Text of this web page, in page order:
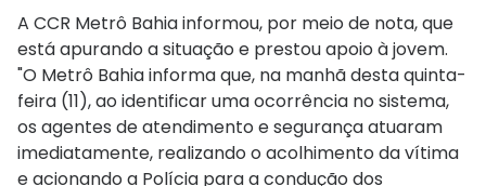
A CCR Metrô Bahia informou, por meio de nota, que
está apurando a situação e prestou apoio à jovem.
"O Metrô Bahia informa que, na manhã desta quinta-
feira (11), ao identificar uma ocorrência no sistema,
os agentes de atendimento e segurança atuaram
imediatamente, realizando o acolhimento da vítima
e acionando a Polícia para a condução dos